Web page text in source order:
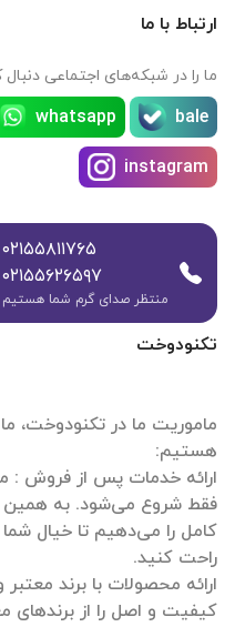
تکنودوخت
ماموریت ما در تکنودوخت،
ارائه خدمات پس از فروش :
فقط شروع می‌شود. به
کامل را می‌دهیم تا خیال شما
ارائه محصولات با برند
ارتباط با ما
ما را در شبکه‌های اجتماعی دنبال
bale
whatsapp
instagram
۰۲۱۵۵۸۱۱۷۶۵
۰۲۱۵۵۶۲۶۵۹۷
منتظر صدای گرم شما هستیم